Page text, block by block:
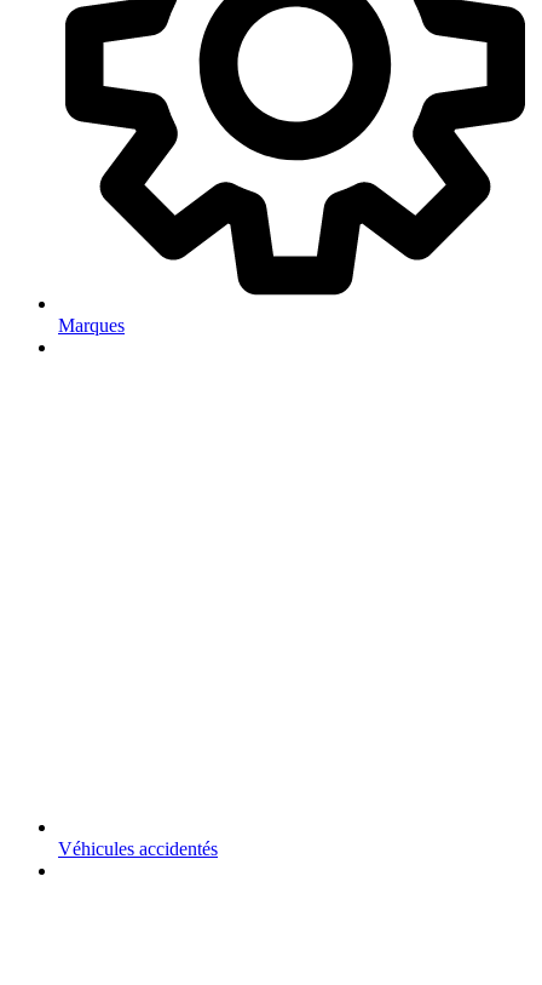
Marques
Véhicules accidentés